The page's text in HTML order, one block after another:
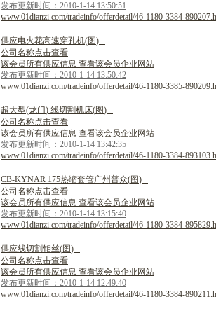
发布更新时间：2010-1-14 13:50:51
www.01dianzi.com/tradeinfo/offerdetail/46-1180-3384-
供应电火花高速穿孔机(图)
公司名称点击查看
该会员所有供应信息 查看该会员企业网站
发布更新时间：2010-1-14 13:50:42
www.01dianzi.com/tradeinfo/offerdetail/46-1180-3385-
超大型(龙门) 线切割机床(图)
公司名称点击查看
该会员所有供应信息 查看该会员企业网站
发布更新时间：2010-1-14 13:42:35
www.01dianzi.com/tradeinfo/offerdetail/46-1180-3384-
CB-KYNAR 175热缩套管广州普众(图)
公司名称点击查看
该会员所有供应信息 查看该会员企业网站
发布更新时间：2010-1-14 13:15:40
www.01dianzi.com/tradeinfo/offerdetail/46-1180-3384-
供应线切割钼丝(图)
公司名称点击查看
该会员所有供应信息 查看该会员企业网站
发布更新时间：2010-1-14 12:49:40
www.01dianzi.com/tradeinfo/offerdetail/46-1180-3384-